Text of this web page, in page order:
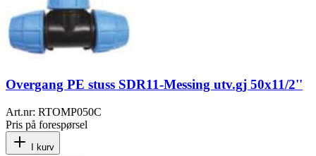
Overgang PE stuss SDR11-Messing utv.gj 50x11/2''
Art.nr: RTOMP050C
Pris på forespørsel
I kurv